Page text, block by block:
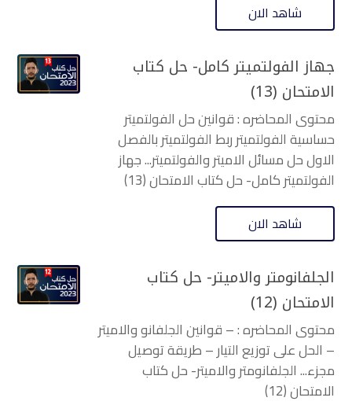
شاهد الان
جهاز الفولتميتر كامل- حل كتاب
الامتحان (13)
محتوى المحاضره : قوانين حل الفولتميتر
حساسية الفولتميتر ربط الفولتميتر بالفصل
الاول حل مسائل الاميتر والفولتميتر... جهاز
الفولتميتر كامل- حل كتاب الامتحان (13)
شاهد الان
الجلفانومتر والاميتر- حل كتاب
الامتحان (12)
محتوى المحاضره : – قوانين الجلفانو والاميتر
– الحل على توزيع التيار – طريقة توصيل
مجزء... الجلفانومتر والاميتر- حل كتاب
الامتحان (12)